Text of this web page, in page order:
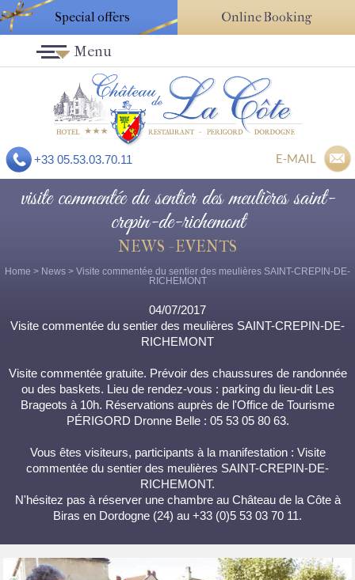
Special offers Online Booking
+33 05.53.03.70.11 E-MAIL
Menu
visite commentée du sentier des meulières saint-
crepin-de-richemont
NEWS - EVENTS
Home > News > Visite commentée du sentier des meulières SAINT-CREPIN-DE-
RICHEMONT
04/07/2017
Visite commentée du sentier des meulières SAINT-CREPIN-DE-
RICHEMONT
Visite commentée gratuite. Prévoir des chaussures de randonnée
ou des baskets. Lieu de rendez-vous : parking du lieu-dit Les
Brageots à 10h. Réservations auprès de l'Office de Tourisme
PÉRIGORD Dronne Belle : 05 53 05 80 63.
Vous êtes visiteurs, participants à la manifestation : Visite
commentée du sentier des meulières SAINT-CREPIN-DE-
RICHEMONT.
N'hésitez pas à réserver une chambre au Château de la Côte à
Biras en Dordogne (24) au +33 (0)5 53 03 70 11.